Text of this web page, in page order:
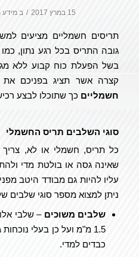
15 במרץ 2017 / ב מידע
תריסים חשמליים מציעים
גובה התריס בכל רגע נתון,
בשל הפעלת כוח קבוע ללא
קצרה אשר תציג בפניכם את
חשמליים כך שתוכלו לבצע
סוגי השלבים תריס החשמלי
כל תריס, חשמלי או לא,
שאינה גסה או בולטת מדי
עליו להיות גם מבודד היטב
ניתן למצוא מספר סוגי שלבים
שלבים משוכים – שלבי
1.5 מ"מ ועל כן בעלי
כבדים למדי.